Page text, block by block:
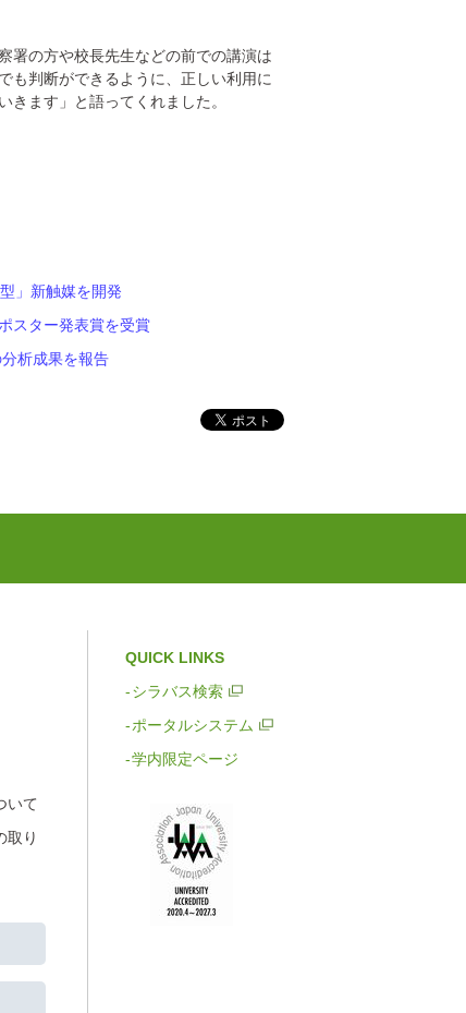
署の方や校長先生などの前での講演は
も判断ができるように、正しい利用に
ます」と語ってくれました。
」新触媒を開発
スター発表賞を受賞
析成果を報告
いて
取り
QUICK LINKS
シラバス検索
ポータルシステム
学内限定ページ